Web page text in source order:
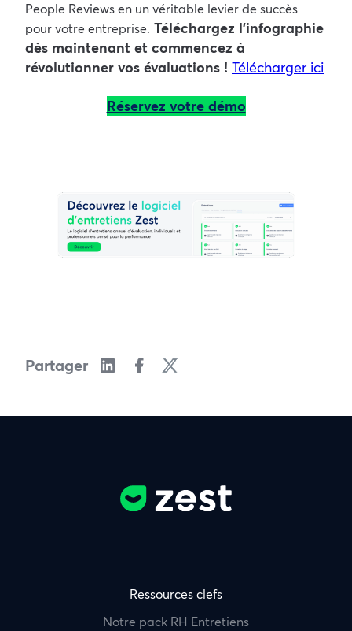
People Reviews en un véritable levier de succès
pour votre entreprise. Téléchargez l’infographie
dès maintenant et commencez à
révolutionner vos évaluations ! Télécharger ici
Réservez votre démo
Partager
Ressources clefs
Notre pack RH Entretiens